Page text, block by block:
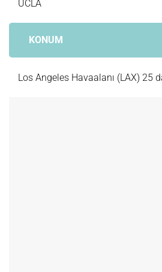
UCLA
KONUM
Los Angeles Havaalanı (LAX) 25